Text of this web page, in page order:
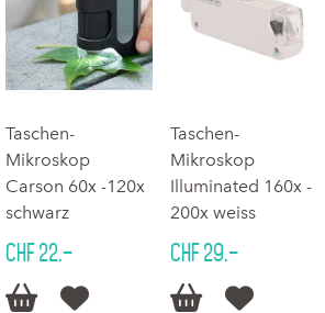
Taschen-
Mikroskop
Carson 60x -120x
schwarz
CHF 22.–
 
Taschen-
Mikroskop
Illuminated 160x -
200x weiss
CHF 29.–
 